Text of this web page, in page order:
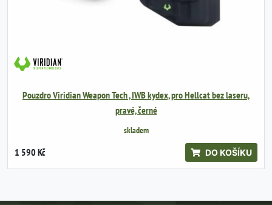
Pouzdro Viridian Weapon Tech , IWB kydex, pro Hellcat bez laseru,
pravé, černé
skladem
1 590 Kč DO KOŠÍKU